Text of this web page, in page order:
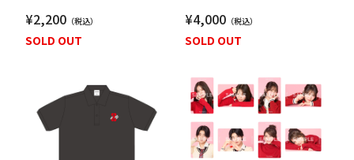
SOLD OUT
¥2,200
SOLD OUT
¥4,000